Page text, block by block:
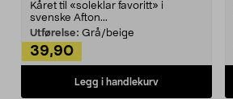
Kåret til «soleklar favoritt» i
svenske Afton...
Utførelse: Grå/beige
39,90
Legg i handlekurv